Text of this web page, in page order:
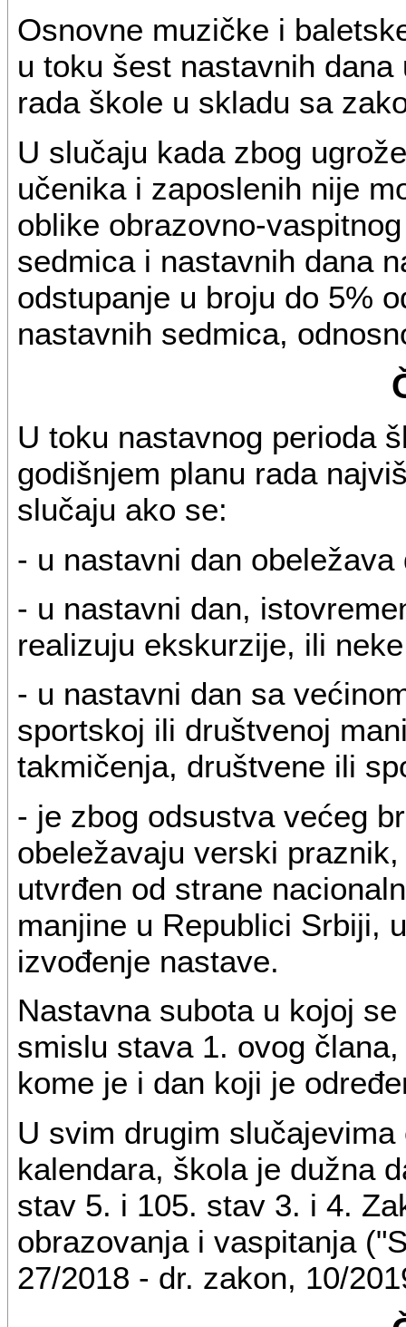
Osnovne muzičke i
u toku šest nastavnih
rada škole u skladu sa
U slučaju kada zbog
učenika i zaposlenih nije
oblike obrazovno-
sedmica i nastavnih dana
odstupanje u broju do 5%
nastavnih sedmica,
U toku nastavnog perioda
godišnjem planu rada
slučaju ako se:
- u nastavni dan
- u nastavni dan,
realizuju ekskurzije, ili
- u nastavni dan sa
sportskoj ili društvenoj
takmičenja, društvene ili
- je zbog odsustva većeg
obeležavaju verski
utvrđen od strane
manjine u Republici Srbiji,
izvođenje nastave.
Nastavna subota u kojoj
smislu stava 1. ovog
kome je i dan koji je
U svim drugim
kalendara, škola je dužna
stav 5. i 105. stav 3. i 4.
obrazovanja i vaspitanja
27/2018 - dr. zakon, 10/